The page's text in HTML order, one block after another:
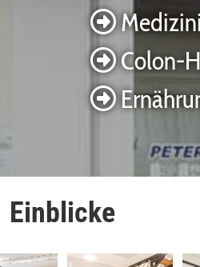

Colon-

Einblicke